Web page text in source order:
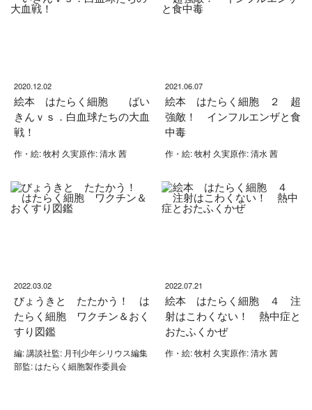
2020.12.02
絵本 はたらく細胞 ばい
きんｖｓ．白血球たちの大血
戦！
作・絵: 牧村 久実原作: 清水 茜
2021.06.07
絵本 はたらく細胞 ２ 超
強敵！ インフルエンザと食
中毒
作・絵: 牧村 久実原作: 清水 茜
2022.03.02
びょうきと たたかう！ は
たらく細胞 ワクチン＆おく
すり図鑑
編: 講談社監: 月刊少年シリウス編集
部監: はたらく細胞製作委員会
2022.07.21
絵本 はたらく細胞 ４ 注
射はこわくない！ 熱中症と
おたふくかぜ
作・絵: 牧村 久実原作: 清水 茜